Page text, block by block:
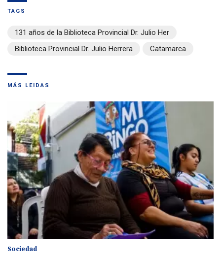
TAGS
131 años de la Biblioteca Provincial Dr. Julio Her
Biblioteca Provincial Dr. Julio Herrera
Catamarca
MÁS LEIDAS
Sociedad